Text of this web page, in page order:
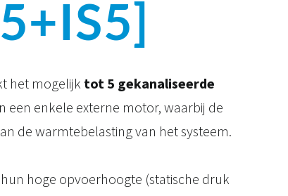
het mogelijk tot 5 gekanaliseerde
een enkele externe motor, waarbij de
de warmtebelasting van het systeem.
hoge opvoerhoogte (statische druk